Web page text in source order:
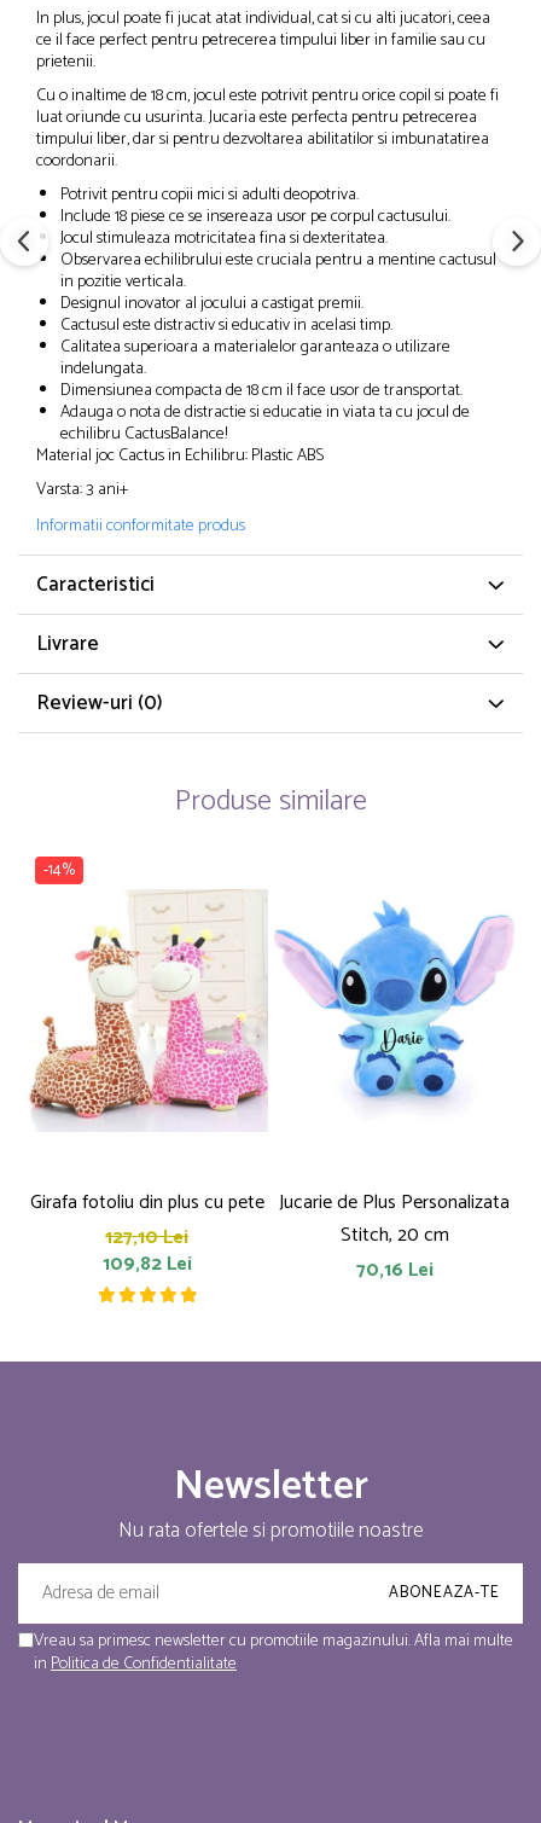
In plus, jocul poate fi jucat atat individual, cat si cu alti jucatori, ceea
ce il face perfect pentru petrecerea timpului liber in familie sau cu
prietenii.
Cu o inaltime de 18 cm, jocul este potrivit pentru orice copil si poate fi
luat oriunde cu usurinta. Jucaria este perfecta pentru petrecerea
timpului liber, dar si pentru dezvoltarea abilitatilor si imbunatatirea
coordonarii.
Potrivit pentru copii mici si adulti deopotriva.
Include 18 piese ce se insereaza usor pe corpul cactusului.
Jocul stimuleaza motricitatea fina si dexteritatea.
Observarea echilibrului este cruciala pentru a mentine cactusul
in pozitie verticala.
Designul inovator al jocului a castigat premii.
Cactusul este distractiv si educativ in acelasi timp.
Calitatea superioara a materialelor garanteaza o utilizare
indelungata.
Dimensiunea compacta de 18 cm il face usor de transportat.
Adauga o nota de distractie si educatie in viata ta cu jocul de
echilibru CactusBalance!
Material joc Cactus in Echilibru: Plastic ABS
Varsta: 3 ani+
Informatii conformitate produs
Caracteristici
Livrare
Review-uri (0)
Produse similare
-14%
Girafa fotoliu din plus cu pete
127,10 Lei
109,82 Lei
Jucarie de Plus Personalizata
Stitch, 20 cm
70,16 Lei
Newsletter
Nu rata ofertele si promotiile noastre
Vreau sa primesc newsletter cu promotiile magazinului. Afla mai multe
inPolitica de Confidentialitate